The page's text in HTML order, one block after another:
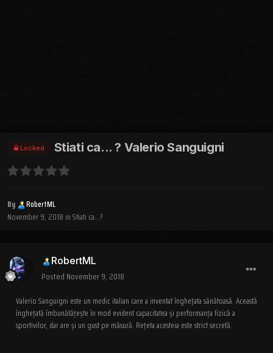
Locked Stiati ca... ? Valerio Sanguigni
By
RobertML
November 9, 2018 inStiati ca...?
RobertML
Posted November 9, 2018
Valerio Sanguigni este un medic italian care a inventat înghețata sănătoasă. Această
înghețată îmbunătățește în mod evident capacitatea și performanța fizică a
sportivilor, dar are și un gust pe măsură. Rețeta acesteia este strict secretă.